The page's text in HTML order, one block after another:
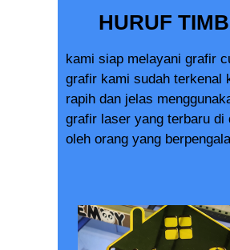
HURUF
kami siap melayani grafir
grafir kami sudah terkenal
rapih dan jelas
grafir laser yang terbaru di
oleh orang yang